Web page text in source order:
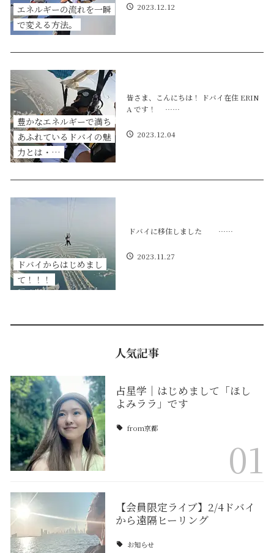
エネルギーの流れを一瞬
で変える方法。
2023.12.12
豊かなエネルギーで満ち
あふれているドバイの魅
力とは・…
皆さま、こんにちは！ ドバイ在住 ERIN
A です！ ……
2023.12.04
ドバイからはじめまし
て！！！
ドバイに移住しました ……
2023.11.27
人気記事
占星学｜はじめまして「ほし
よみララ」です
from京都
01
【会員限定ライブ】2/4ドバイ
から遠隔ヒーリング
お知らせ